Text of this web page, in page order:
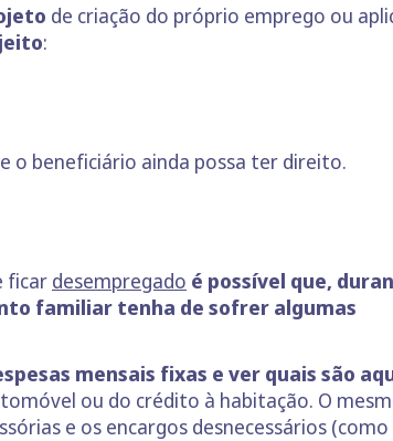
de criação do próprio emprego ou
:
o beneficiário ainda possa ter direito.
ficar desempregado é possível que,
familiar tenha de sofrer algumas
mensais fixas e ver quais são
ou do crédito à habitação. O
e os encargos desnecessários (como